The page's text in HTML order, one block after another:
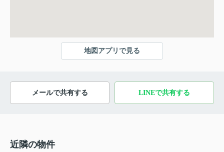
地図アプリで見る
メールで共有する LINEで共有する
近隣の物件